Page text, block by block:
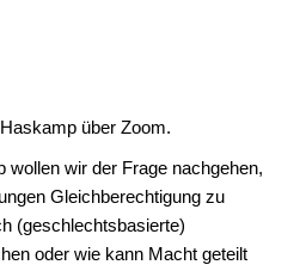
über Zoom.
wollen wir der Frage nachgehen,
Gleichberechtigung zu
(geschlechtsbasierte)
oder wie kann Macht geteilt